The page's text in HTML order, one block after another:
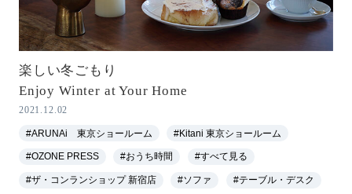
楽しい冬ごもり
Enjoy Winter at Your Home
2021.12.02
#ARUNAi 東京ショールーム #Kitani 東京ショールーム
#OZONE PRESS #おうち時間 #すべて見る
#ザ・コンランショップ 新宿店 #ソファ #テーブル・デスク